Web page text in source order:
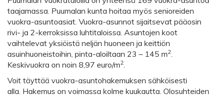
taajamassa. Puumalan kunta hoitaa myös senioreiden
vuokra-asuntoasiat. Vuokra-asunnot sijaitsevat pääosin
rivi- ja 2-kerroksissa luhtitaloissa. Asuntojen koot
vaihtelevat yksiöistä neljän huoneen ja keittiön
asuinhuoneistoihin, pinta-aloiltaan 23 – 145 m2
Keskivuokra on noin 8,97 euro/m2
Voit täyttää vuokra-asuntohakemuksen sähköisesti
alla. Hakemus on voimassa kolme kuukautta. Olosuhteiden